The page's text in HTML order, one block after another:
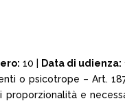
10 | Data di udienza:
o psicotrope – Art.
proporzionalità e